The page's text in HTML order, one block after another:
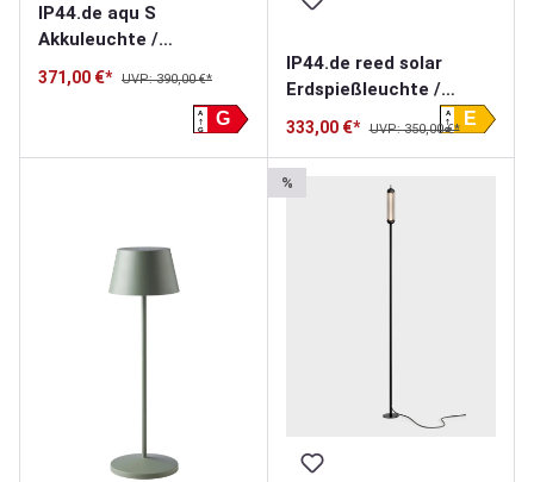
IP44.de aqu S
Akkuleuchte /
Solarleuchte
371,00 €* UVP: 390,00 €*
G
A
G
IP44.de reed solar
Erdspießleuchte /
Solarleuchte
333,00 €* UVP: 350,00 €*
E
A
G
%